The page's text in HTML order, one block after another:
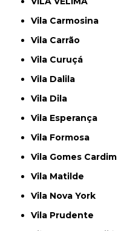
Vila Carmosina
Vila Carrão
Vila Curuçá
Vila Dalila
Vila Dila
Vila Esperança
Vila Formosa
Vila Gomes Cardim
Vila Matilde
Vila Nova York
Vila Prudente